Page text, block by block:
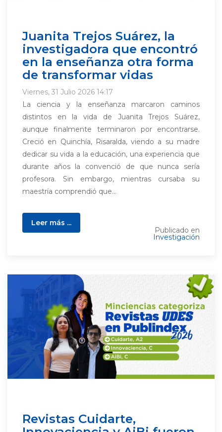
Juanita Trejos Suárez, la
investigadora que encontró
en la enseñanza otra forma
de transformar vidas
Viernes, 31 Julio 2026 14:17
La ciencia y la enseñanza marcaron caminos
distintos en la vida de Juanita Trejos Suárez,
aunque finalmente terminaron por encontrarse.
Creció en Quinchía, Risaralda, viendo a su madre
dedicar su vida a la educación, una experiencia que
durante años la convenció de que nunca sería
profesora. Sin embargo, mientras cursaba su
maestría comprendió que...
Leer más ...
Publicado en
Investigación
Revistas Cuidarte,